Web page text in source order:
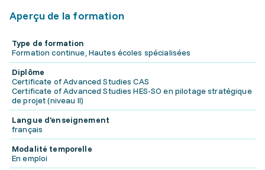
Aperçu de la formation
Type de formation
Formation continue, Hautes écoles spécialisées
Diplôme
Certificate of Advanced Studies CAS
Certificate of Advanced Studies HES-SO en pilotage stratégique
de projet (niveau II)
Langue d'enseignement
français
Modalité temporelle
En emploi